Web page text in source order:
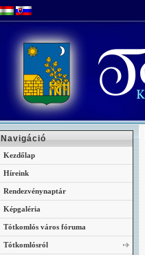
Navigáció
Kezdőlap
Híreink
Rendezvénynaptár
Képgaléria
Tótkomlós város fóruma
Tótkomlósról